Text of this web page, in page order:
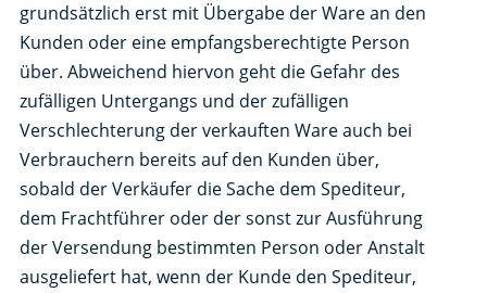
grundsätzlich erst mit Übergabe der Ware an den
Kunden oder eine empfangsberechtigte Person
über. Abweichend hiervon geht die Gefahr des
zufälligen Untergangs und der zufälligen
Verschlechterung der verkauften Ware auch bei
Verbrauchern bereits auf den Kunden über,
sobald der Verkäufer die Sache dem Spediteur,
dem Frachtführer oder der sonst zur Ausführung
der Versendung bestimmten Person oder Anstalt
ausgeliefert hat, wenn der Kunde den Spediteur,